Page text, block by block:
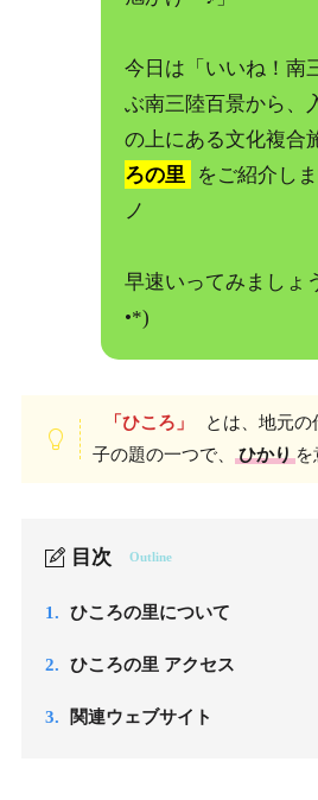
今日は「いいね！南
ぶ南三陸百景から、
の上にある文化複合
ろの里
をご紹介し
ノ
早速いってみましょ
•*)ゞ
「ひころ」
とは、地元
子の題の一つで、
ひかりを
目次 Outline
1. ひころの里について
2. ひころの里 アクセス
3. 関連ウェブサイト